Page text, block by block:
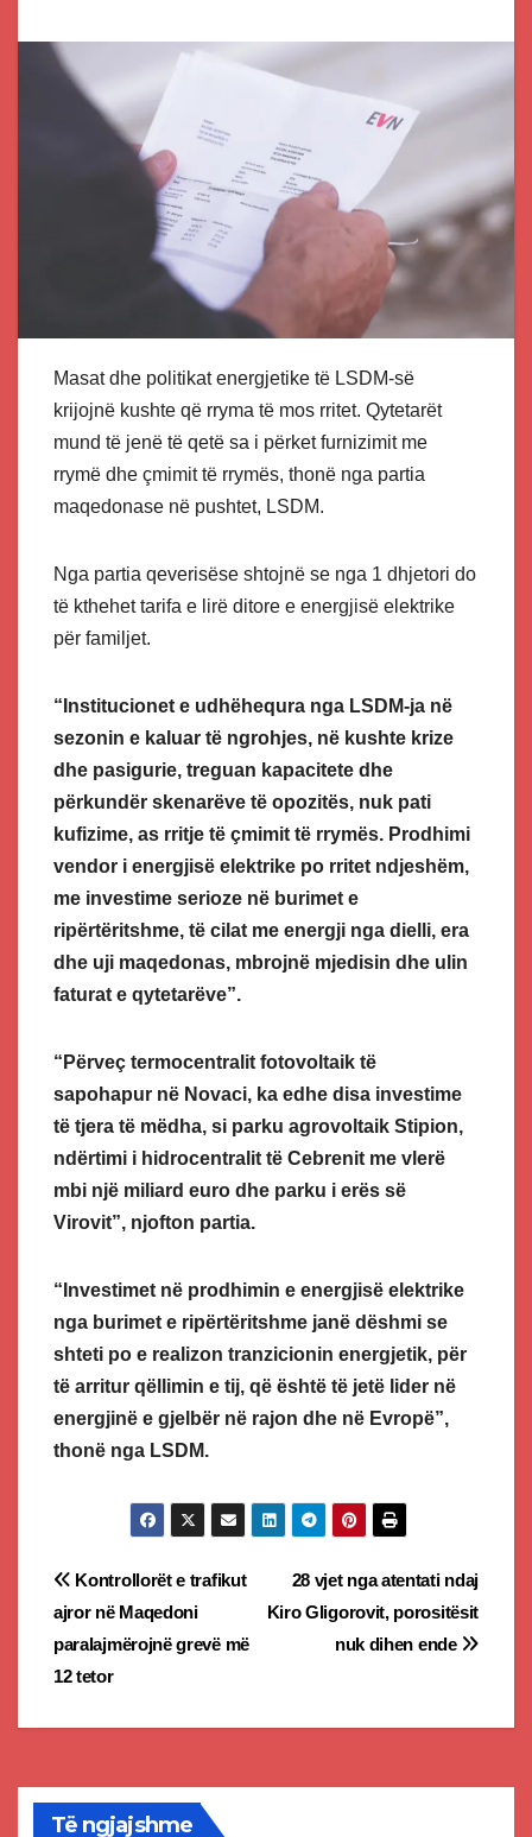
Masat dhe politikat energjetike të LSDM-së
krijojnë kushte që rryma të mos rritet. Qytetarët
mund të jenë të qetë sa i përket furnizimit me
rrymë dhe çmimit të rrymës, thonë nga partia
maqedonase në pushtet, LSDM.
Nga partia qeverisëse shtojnë se nga 1 dhjetori do
të kthehet tarifa e lirë ditore e energjisë elektrike
për familjet.
“Institucionet e udhëhequra nga LSDM-ja në
sezonin e kaluar të ngrohjes, në kushte krize
dhe pasigurie, treguan kapacitete dhe
përkundër skenarëve të opozitës, nuk pati
kufizime, as rritje të çmimit të rrymës. Prodhimi
vendor i energjisë elektrike po rritet ndjeshëm,
me investime serioze në burimet e
ripërtëritshme, të cilat me energji nga dielli, era
dhe uji maqedonas, mbrojnë mjedisin dhe ulin
faturat e qytetarëve”.
“Përveç termocentralit fotovoltaik të
sapohapur në Novaci, ka edhe disa investime
të tjera të mëdha, si parku agrovoltaik Stipion,
ndërtimi i hidrocentralit të Cebrenit me vlerë
mbi një miliard euro dhe parku i erës së
Virovit”, njofton partia.
“Investimet në prodhimin e energjisë elektrike
nga burimet e ripërtëritshme janë dëshmi se
shteti po e realizon tranzicionin energjetik, për
të arritur qëllimin e tij, që është të jetë lider në
energjinë e gjelbër në rajon dhe në Evropë”,
thonë nga LSDM.
Post
navigation
28 vjet nga atentati ndaj
Kiro Gligorovit, porositësit
nuk dihen ende
Kontrollorët e trafikut
ajror në Maqedoni
paralajmërojnë grevë më
12 tetor
Të ngjajshme